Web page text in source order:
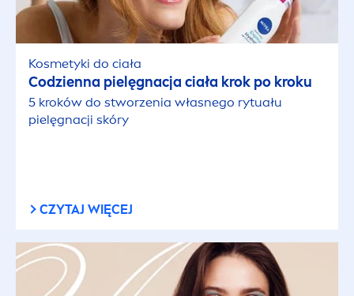
Kosmetyki do ciała
Codzienna pielęgnacja ciała krok po kroku
5 kroków do stworzenia własnego rytuału
pielęgnacji skóry
CZYTAJ WIĘCEJ